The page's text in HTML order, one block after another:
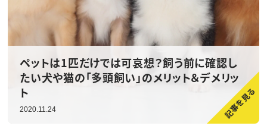
ペットは1匹だけでは可哀想？飼う前に確認し
たい犬や猫の「多頭飼い」のメリット＆デメリッ
ト
2020.11.24